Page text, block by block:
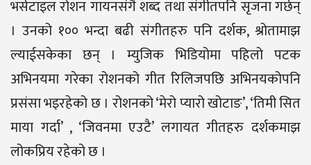
भर्सटाइल रोशन गायनसंगै शब्द तथा संगीतपनि सृजना गर्छन्
। उनको १०० भन्दा बढी संगीतहरु पनि दर्शक, श्रोतामाझ
ल्याईसकेका छन् । म्युजिक भिडियोमा पहिलो पटक
अभिनयमा गरेका रोशनको गीत रिलिजपछि अभिनयकोपनि
प्रसंसा भइरहेको छ । रोशनको ‘मेरो प्यारो खोटाङ’, ‘तिमी सित
माया गर्दा’ , ‘जिवनमा एउटै’ लगायत गीतहरु दर्शकमाझ
लोकप्रिय रहेको छ ।